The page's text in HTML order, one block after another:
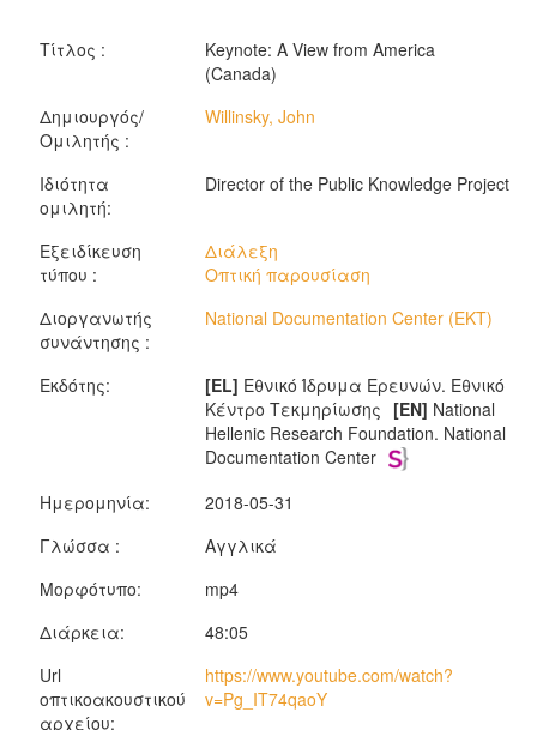
Τίτλος :
Keynote: A View from America
(Canada)
Δημιουργός/
Ομιλητής :
Willinsky, John
Ιδιότητα
ομιλητή:
Director of the Public Knowledge Project
Εξειδίκευση
τύπου :
Διάλεξη
Οπτική παρουσίαση
Διοργανωτής
συνάντησης :
National Documentation Center (EKT)
Εκδότης: [EL] Εθνικό Ίδρυμα Ερευνών. Εθνικό
Κέντρο Τεκμηρίωσης [EN] National
Hellenic Research Foundation. National
Documentation Center
Ημερομηνία:
2018-05-31
Γλώσσα :
Αγγλικά
Μορφότυπο:
mp4
Διάρκεια:
48:05
Url
οπτικοακουστικού
αρχείου:
https://www.youtube.com/watch?
v=Pg_IT74qaoY